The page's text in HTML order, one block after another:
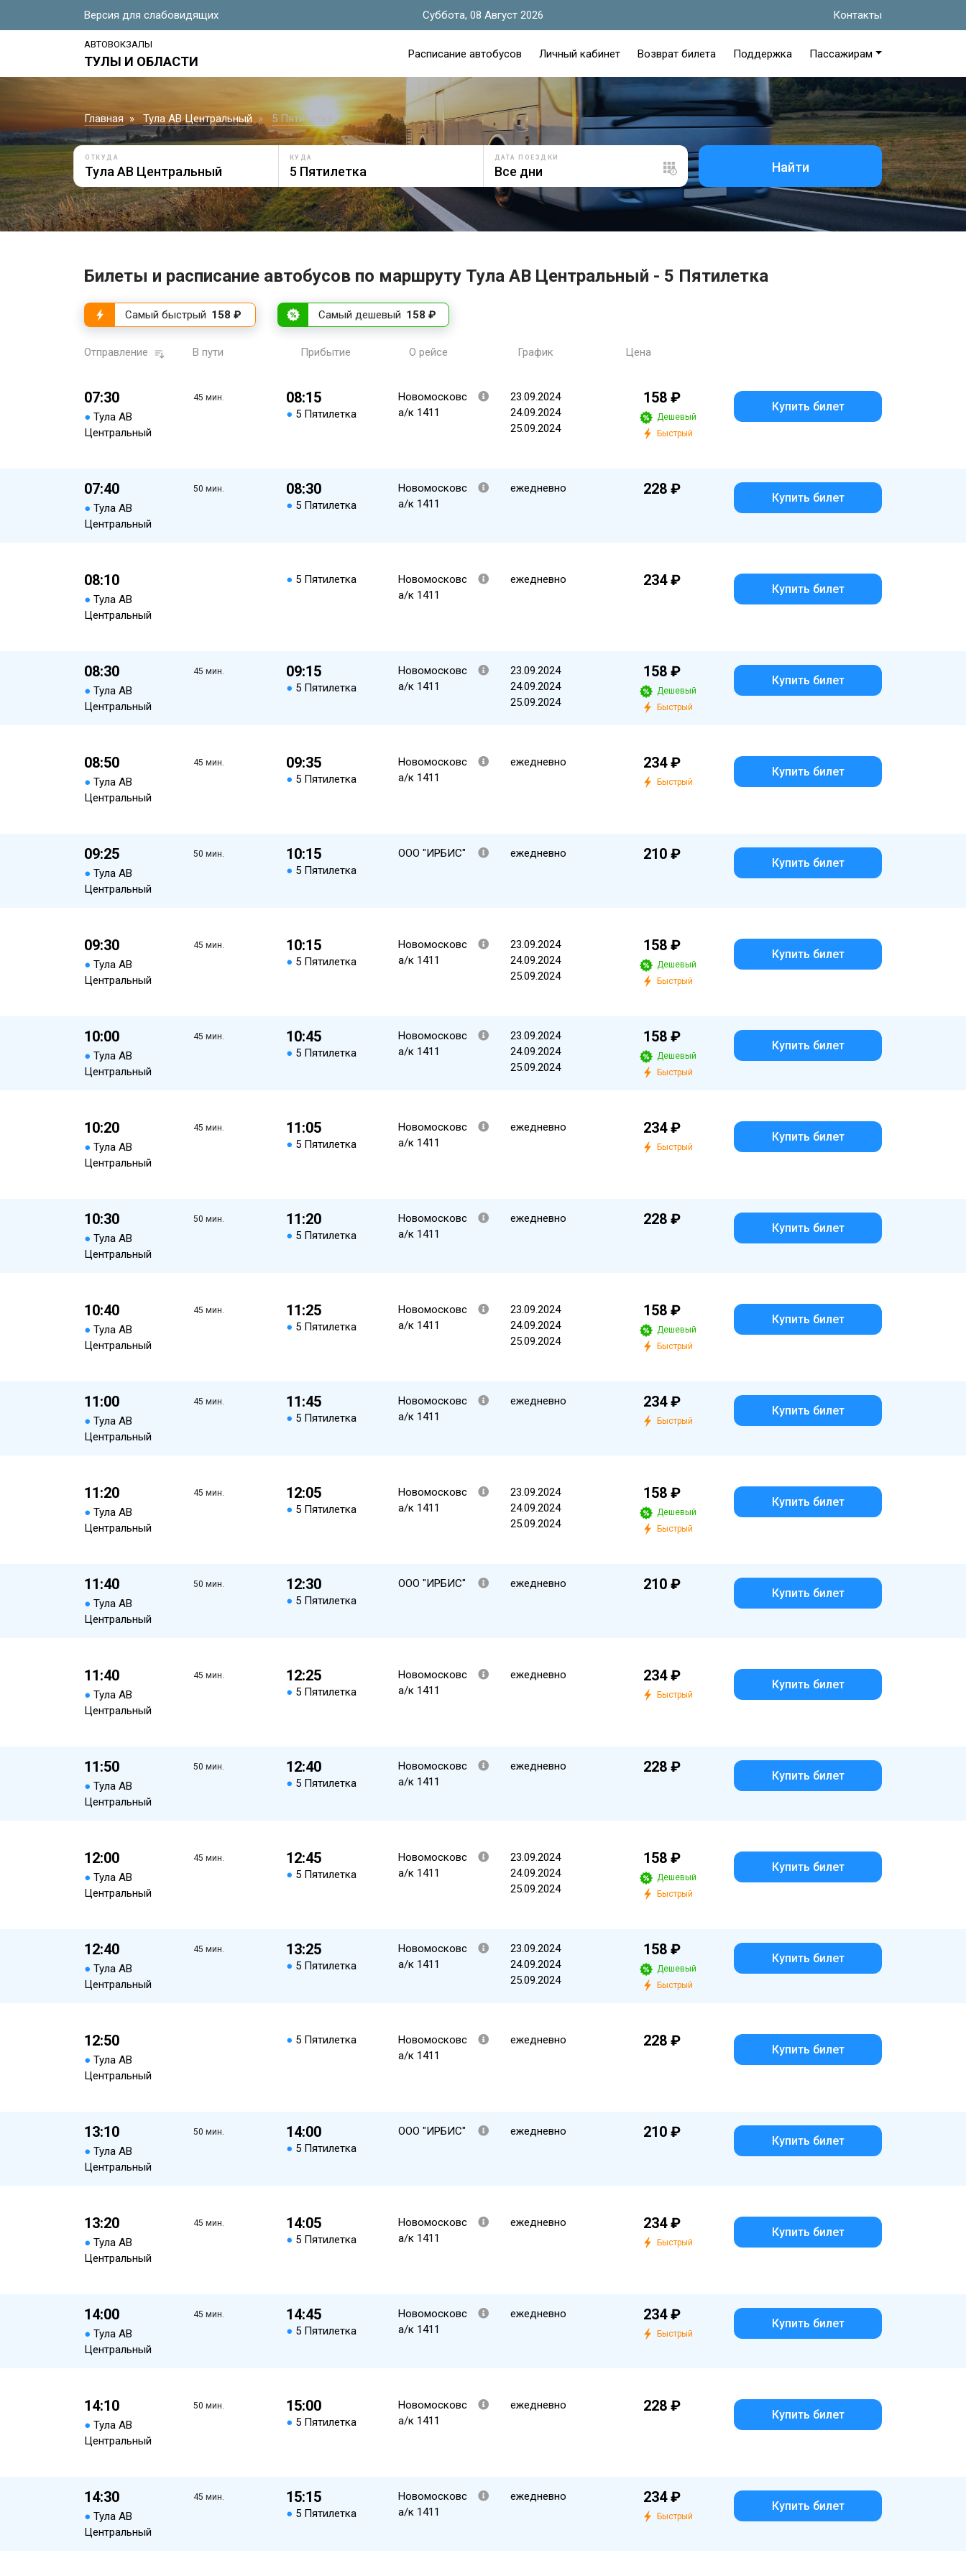
Версия для слабовидящих Суббота, 08 Август 2026 Контакты
АВТОВОКЗАЛЫ
ТУЛЫ И ОБЛАСТИ
Расписание автобусов Личный кабинет Возврат билета Поддержка Пассажирам
Главная Тула АВ Центральный 5 Пятилетка
ОТКУДА КУДА ДАТА ПОЕЗДКИ
Найти
Билеты и расписание автобусов по маршруту Тула АВ Центральный - 5 Пятилетка
Самый быстрый 158 ₽ Самый дешевый 158 ₽
Отправление В пути Прибытие О рейсе График Цена
07:30
● Тула АВ
Центральный
45 мин. 08:15
● 5 Пятилетка
Новомосковс
а/к 1411
23.09.2024
24.09.2024
25.09.2024
158 ₽
Дешевый
Быстрый
Купить билет
07:40
● Тула АВ
Центральный
50 мин. 08:30
● 5 Пятилетка
Новомосковс
а/к 1411
ежедневно 228 ₽
Купить билет
08:10
● Тула АВ
Центральный
● 5 Пятилетка
Новомосковс
а/к 1411
ежедневно 234 ₽
Купить билет
08:30
● Тула АВ
Центральный
45 мин. 09:15
● 5 Пятилетка
Новомосковс
а/к 1411
23.09.2024
24.09.2024
25.09.2024
158 ₽
Дешевый
Быстрый
Купить билет
08:50
● Тула АВ
Центральный
45 мин. 09:35
● 5 Пятилетка
Новомосковс
а/к 1411
ежедневно 234 ₽
Быстрый
Купить билет
09:25
● Тула АВ
Центральный
50 мин. 10:15
● 5 Пятилетка
ООО "ИРБИС" ежедневно 210 ₽
Купить билет
09:30
● Тула АВ
Центральный
45 мин. 10:15
● 5 Пятилетка
Новомосковс
а/к 1411
23.09.2024
24.09.2024
25.09.2024
158 ₽
Дешевый
Быстрый
Купить билет
10:00
● Тула АВ
Центральный
45 мин. 10:45
● 5 Пятилетка
Новомосковс
а/к 1411
23.09.2024
24.09.2024
25.09.2024
158 ₽
Дешевый
Быстрый
Купить билет
10:20
● Тула АВ
Центральный
45 мин. 11:05
● 5 Пятилетка
Новомосковс
а/к 1411
ежедневно 234 ₽
Быстрый
Купить билет
10:30
● Тула АВ
Центральный
50 мин. 11:20
● 5 Пятилетка
Новомосковс
а/к 1411
ежедневно 228 ₽
Купить билет
10:40
● Тула АВ
Центральный
45 мин. 11:25
● 5 Пятилетка
Новомосковс
а/к 1411
23.09.2024
24.09.2024
25.09.2024
158 ₽
Дешевый
Быстрый
Купить билет
11:00
● Тула АВ
Центральный
45 мин. 11:45
● 5 Пятилетка
Новомосковс
а/к 1411
ежедневно 234 ₽
Быстрый
Купить билет
11:20
● Тула АВ
Центральный
45 мин. 12:05
● 5 Пятилетка
Новомосковс
а/к 1411
23.09.2024
24.09.2024
25.09.2024
158 ₽
Дешевый
Быстрый
Купить билет
11:40
● Тула АВ
Центральный
50 мин. 12:30
● 5 Пятилетка
ООО "ИРБИС" ежедневно 210 ₽
Купить билет
11:40
● Тула АВ
Центральный
45 мин. 12:25
● 5 Пятилетка
Новомосковс
а/к 1411
ежедневно 234 ₽
Быстрый
Купить билет
11:50
● Тула АВ
Центральный
50 мин. 12:40
● 5 Пятилетка
Новомосковс
а/к 1411
ежедневно 228 ₽
Купить билет
12:00
● Тула АВ
Центральный
45 мин. 12:45
● 5 Пятилетка
Новомосковс
а/к 1411
23.09.2024
24.09.2024
25.09.2024
158 ₽
Дешевый
Быстрый
Купить билет
12:40
● Тула АВ
Центральный
45 мин. 13:25
● 5 Пятилетка
Новомосковс
а/к 1411
23.09.2024
24.09.2024
25.09.2024
158 ₽
Дешевый
Быстрый
Купить билет
12:50
● Тула АВ
Центральный
● 5 Пятилетка
Новомосковс
а/к 1411
ежедневно 228 ₽
Купить билет
13:10
● Тула АВ
Центральный
50 мин. 14:00
● 5 Пятилетка
ООО "ИРБИС" ежедневно 210 ₽
Купить билет
13:20
● Тула АВ
Центральный
45 мин. 14:05
● 5 Пятилетка
Новомосковс
а/к 1411
ежедневно 234 ₽
Быстрый
Купить билет
14:00
● Тула АВ
Центральный
45 мин. 14:45
● 5 Пятилетка
Новомосковс
а/к 1411
ежедневно 234 ₽
Быстрый
Купить билет
14:10
● Тула АВ
Центральный
50 мин. 15:00
● 5 Пятилетка
Новомосковс
а/к 1411
ежедневно 228 ₽
Купить билет
14:30
● Тула АВ
Центральный
45 мин. 15:15
● 5 Пятилетка
Новомосковс
а/к 1411
ежедневно 234 ₽
Быстрый
Купить билет